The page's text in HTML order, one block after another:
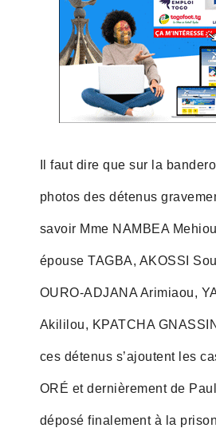
Il faut dire que sur la
photos des détenus
savoir Mme NAMBEA
épouse TAGBA, AKOSSI
OURO-ADJANA Arimiaou,
Akililou, KPATCHA
ces détenus s’ajoutent les
ORÉ et dernièrement de
déposé finalement à la